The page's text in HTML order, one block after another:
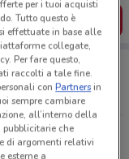
per i tuoi acquisti
Tutto questo è
effettuate in base alle
collegate,
Per fare questo,
raccolti a tale fine.
conPartnersin
sempre cambiare
all’interno della
pubblicitarie che
di argomenti relativi
esterne a